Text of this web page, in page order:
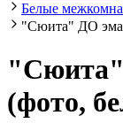
Белые
"Сюита" ДО
(фото,